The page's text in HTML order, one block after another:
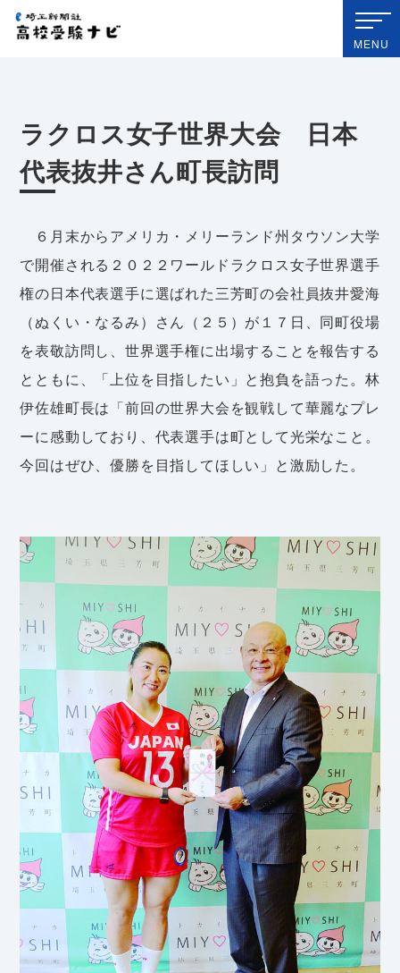
埼玉新聞社 高校受験ナビ
MENU
ラクロス女子世界大会 日本
代表抜井さん町長訪問
６月末からアメリカ・メリーランド州タウソン大学
で開催される２０２２ワールドラクロス女子世界選手
権の日本代表選手に選ばれた三芳町の会社員抜井愛海
（ぬくい・なるみ）さん（２５）が１７日、同町役場
を表敬訪問し、世界選手権に出場することを報告する
とともに、「上位を目指したい」と抱負を語った。林
伊佐雄町長は「前回の世界大会を観戦して華麗なプレ
ーに感動しており、代表選手は町として光栄なこと。
今回はぜひ、優勝を目指してほしい」と激励した。